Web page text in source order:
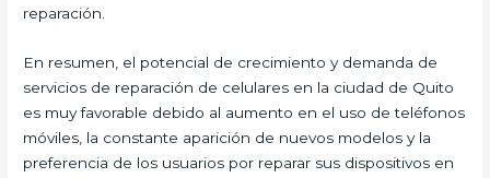
reparación.
En resumen, el potencial de crecimiento y demanda de
servicios de reparación de celulares en la ciudad de Quito
es muy favorable debido al aumento en el uso de teléfonos
móviles, la constante aparición de nuevos modelos y la
preferencia de los usuarios por reparar sus dispositivos en